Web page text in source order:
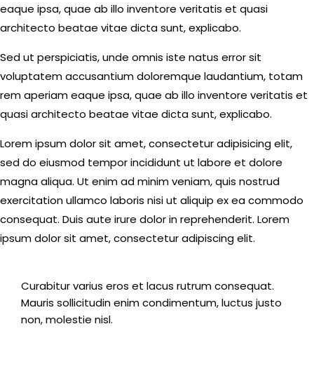
eaque ipsa, quae ab illo inventore veritatis et quasi
architecto beatae vitae dicta sunt, explicabo.
Sed ut perspiciatis, unde omnis iste natus error sit
voluptatem accusantium doloremque laudantium, totam
rem aperiam eaque ipsa, quae ab illo inventore veritatis et
quasi architecto beatae vitae dicta sunt, explicabo.
Lorem ipsum dolor sit amet, consectetur adipisicing elit,
sed do eiusmod tempor incididunt ut labore et dolore
magna aliqua. Ut enim ad minim veniam, quis nostrud
exercitation ullamco laboris nisi ut aliquip ex ea commodo
consequat. Duis aute irure dolor in reprehenderit. Lorem
ipsum dolor sit amet, consectetur adipiscing elit.
Curabitur varius eros et lacus rutrum consequat.
Mauris sollicitudin enim condimentum, luctus justo
non, molestie nisl.